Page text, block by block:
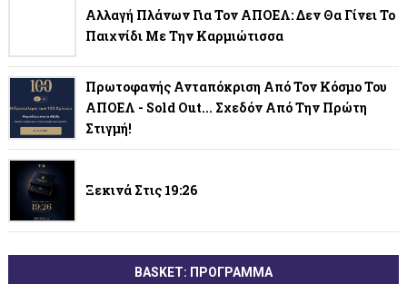
Αλλαγή Πλάνων Για Τον ΑΠΟΕΛ: Δεν Θα Γίνει Το
Παιχνίδι Με Την Καρμιώτισσα
Πρωτοφανής Ανταπόκριση Από Τον Κόσμο Του
ΑΠΟΕΛ - Sold Out... Σχεδόν Από Την Πρώτη
Στιγμή!
Ξεκινά Στις 19:26
BASKET: ΠΡΟΓΡΑΜΜΑ